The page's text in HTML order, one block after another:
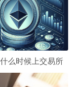
么时候上交易所